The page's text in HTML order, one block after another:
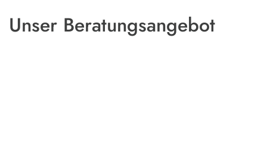
Unser Beratungsangebot